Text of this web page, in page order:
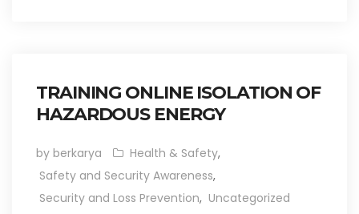
TRAINING ONLINE ISOLATION OF
HAZARDOUS ENERGY
by berkarya Health & Safety,
Safety and Security Awareness,
Security and Loss Prevention, Uncategorized